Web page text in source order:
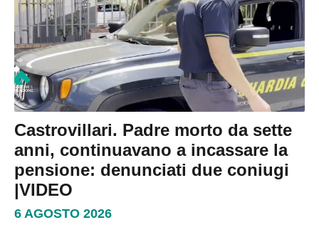
Castrovillari. Padre morto da sette
anni, continuavano a incassare la
pensione: denunciati due coniugi
|VIDEO
6 AGOSTO 2026